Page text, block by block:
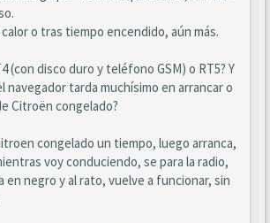
o tras tiempo encendido, aún más.
(con disco duro y teléfono GSM) o RT5? Y
navegador tarda muchísimo en arrancar o
Citroën congelado?
congelado un tiempo, luego arranca,
voy conduciendo, se para la radio,
en negro y al rato, vuelve a funcionar, sin